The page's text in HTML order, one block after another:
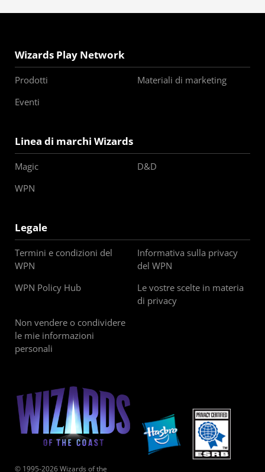
Wizards Play Network
Prodotti
Materiali di marketing
Eventi
Linea di marchi Wizards
Magic
D&D
WPN
Legale
Termini e condizioni del
WPN
Informativa sulla privacy
del WPN
WPN Policy Hub
Le vostre scelte in materia
di privacy
Non vendere o condividere
le mie informazioni
personali
© 1995-2026 Wizards of the